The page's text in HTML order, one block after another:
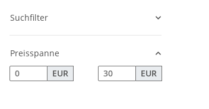
Suchfilter
Preisspanne
EUR
EUR